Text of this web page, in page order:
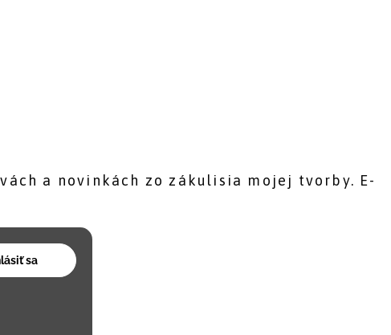
a novinkách zo zákulisia mojej tvorby. E-
sa